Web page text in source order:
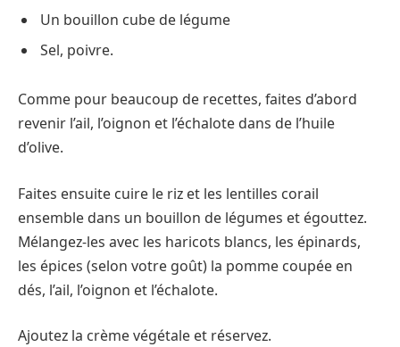
Un bouillon cube de légume
Sel, poivre.
Comme pour beaucoup de recettes, faites d’abord
revenir l’ail, l’oignon et l’échalote dans de l’huile
d’olive.
Faites ensuite cuire le riz et les lentilles corail
ensemble dans un bouillon de légumes et égouttez.
Mélangez-les avec les haricots blancs, les épinards,
les épices (selon votre goût) la pomme coupée en
dés, l’ail, l’oignon et l’échalote.
Ajoutez la crème végétale et réservez.